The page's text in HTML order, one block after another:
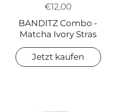
€12,00
BANDITZ Combo -
Matcha Ivory Stras
Jetzt kaufen